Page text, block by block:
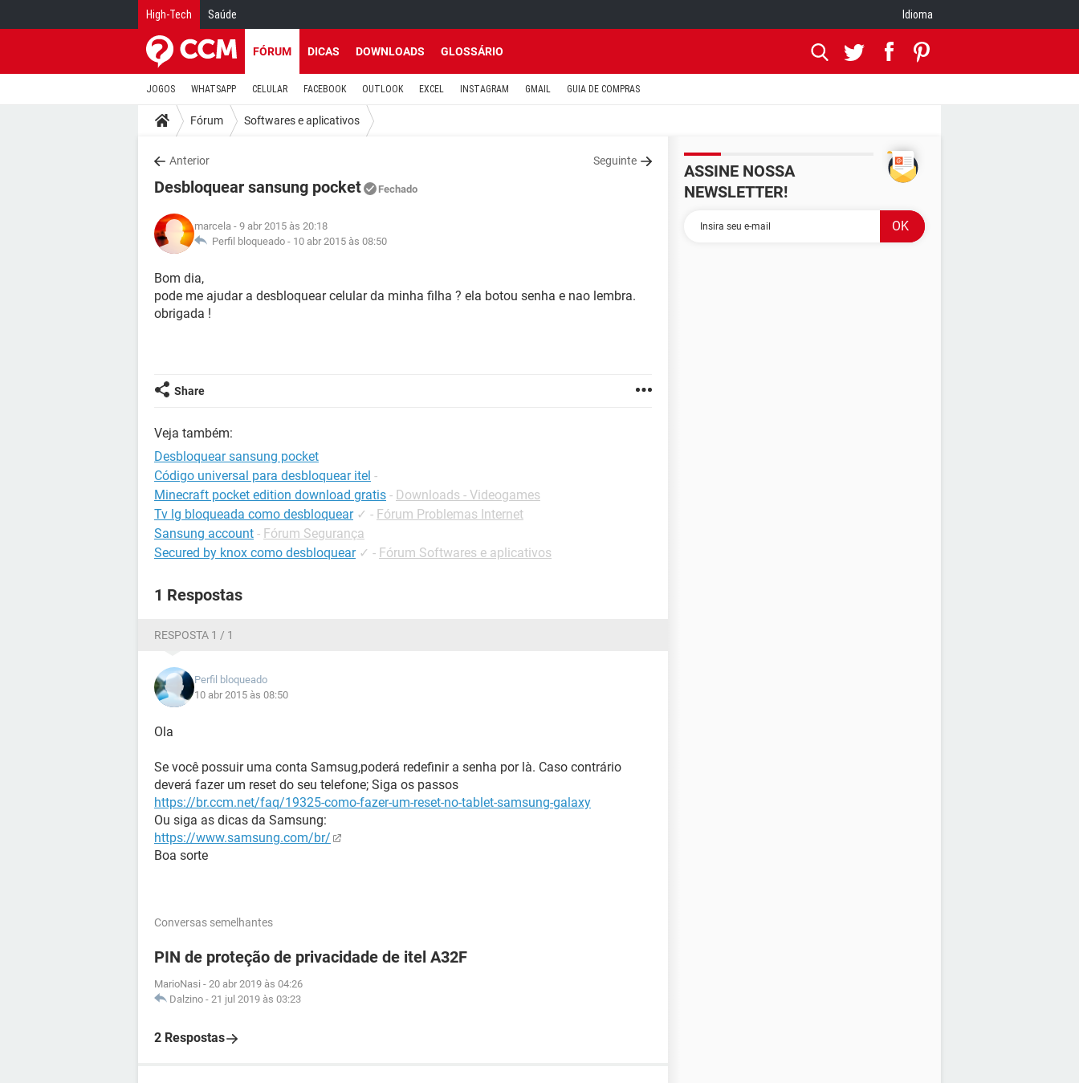
High-Tech Saúde Idioma
FÓRUM DICAS DOWNLOADS GLOSSÁRIO
JOGOS WHATSAPP CELULAR FACEBOOK OUTLOOK EXCEL INSTAGRAM GMAIL GUIA DE COMPRAS
Fórum Softwares e aplicativos
Anterior Seguinte
Desbloquear sansung pocket Fechado
marcela - 9 abr 2015 às 20:18
Perfil bloqueado - 10 abr 2015 às 08:50
Bom dia,
pode me ajudar a desbloquear celular da minha filha ? ela botou senha e nao lembra.
obrigada !
Share
Veja também:
Desbloquear sansung pocket
Código universal para desbloquear itel -
Minecraft pocket edition download gratis - Downloads - Videogames
Tv lg bloqueada como desbloquear ✓ - Fórum Problemas Internet
Sansung account - Fórum Segurança
Secured by knox como desbloquear ✓ - Fórum Softwares e aplicativos
1 Respostas
RESPOSTA 1 / 1
Perfil bloqueado
10 abr 2015 às 08:50
Ola
Se você possuir uma conta Samsug,poderá redefinir a senha por là. Caso contrário
deverá fazer um reset do seu telefone; Siga os passos
https://br.ccm.net/faq/19325-como-fazer-um-reset-no-tablet-samsung-galaxy
Ou siga as dicas da Samsung:
https://www.samsung.com/br/
Boa sorte
Conversas semelhantes
PIN de proteção de privacidade de itel A32F
MarioNasi - 20 abr 2019 às 04:26
Dalzino - 21 jul 2019 às 03:23
2 Respostas
ASSINE NOSSA
NEWSLETTER!